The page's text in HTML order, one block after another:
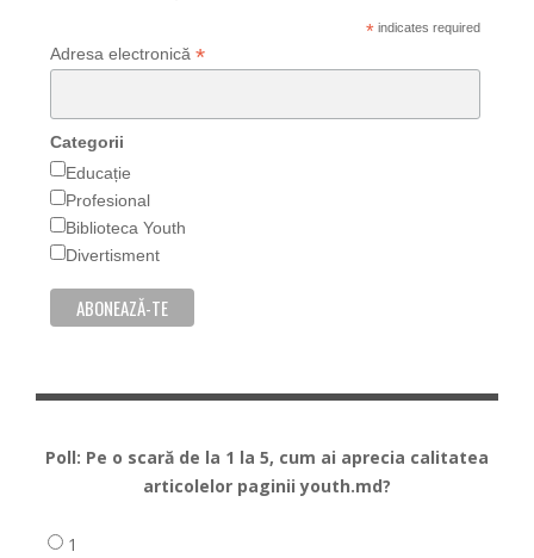
*indicates required
Adresa electronică *
Categorii
Educație
Profesional
Biblioteca Youth
Divertisment
Poll: Pe o scară de la 1 la 5, cum ai aprecia calitatea
articolelor paginii youth.md?
1